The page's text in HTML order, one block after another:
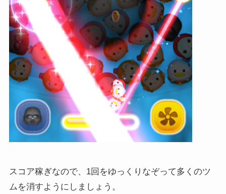
スコア稼ぎなので、1回をゆっくりなぞって多くのツ
ムを消すようにしましょう。